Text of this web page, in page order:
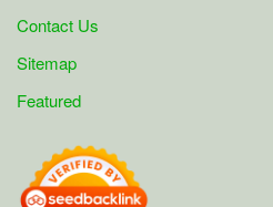
Contact Us
Sitemap
Featured